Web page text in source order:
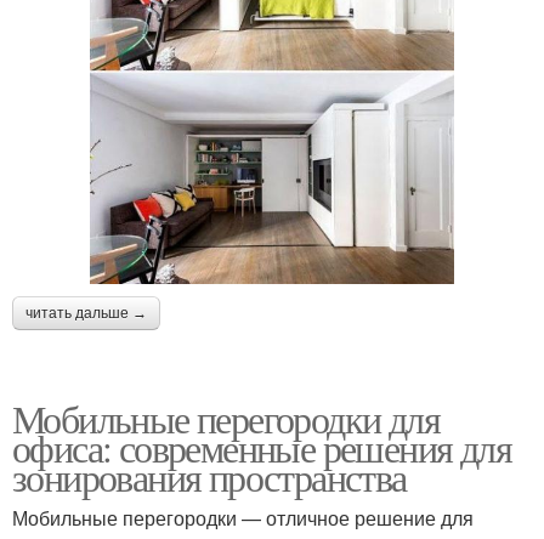
читать дальше →
Мобильные перегородки для
офиса: современные решения для
зонирования пространства
Мобильные перегородки — отличное решение для